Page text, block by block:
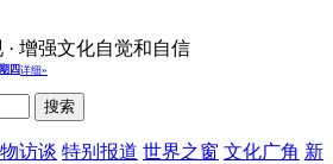
· 增强文化自觉和自信
搜索
访谈 特别报道 世界之窗 文化广角 新